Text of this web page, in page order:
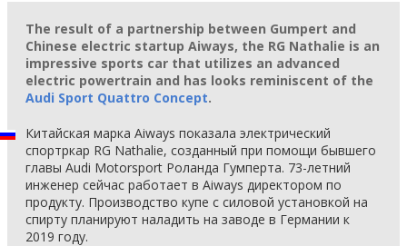
The result of a partnership between Gumpert and
Chinese electric startup Aiways, the RG Nathalie is an
impressive sports car that utilizes an advanced
electric powertrain and has looks reminiscent of the
Audi Sport Quattro Concept.
Китайская марка Aiways показала электрический
спортркар RG Nathalie, созданный при помощи бывшего
главы Audi Motorsport Роланда Гумперта. 73-летний
инженер сейчас работает в Aiways директором по
продукту. Производство купе с силовой установкой на
спирту планируют наладить на заводе в Германии к
2019 году.